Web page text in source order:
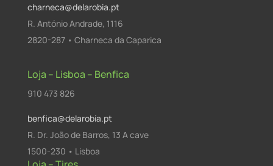
charneca@delarobia.pt
R. António Andrade, 1116
2820-287 • Charneca da Caparica
Loja – Lisboa – Benfica
910 473 826
benfica@delarobia.pt
R. Dr. João de Barros, 13 A cave
1500-230 • Lisboa